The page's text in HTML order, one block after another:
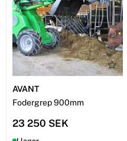
AVANT
Fodergrep 900mm
23 250 SEK